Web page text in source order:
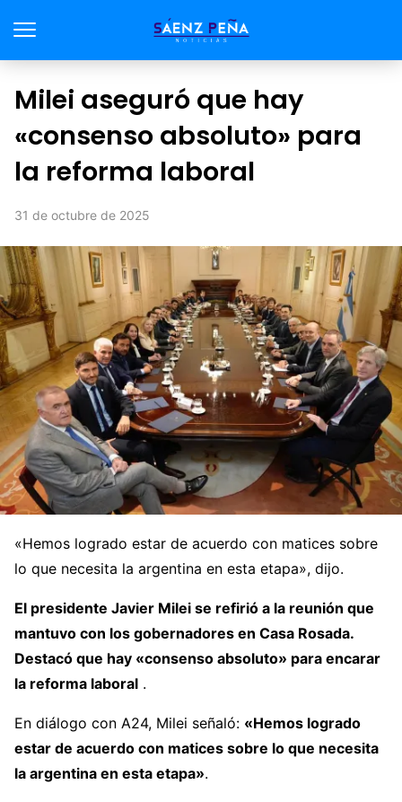
Milei aseguró que hay
«consenso absoluto» para
la reforma laboral
31 de octubre de 2025
«Hemos logrado estar de acuerdo con matices sobre
lo que necesita la argentina en esta etapa», dijo.
El presidente Javier Milei se refirió a la reunión que
mantuvo con los gobernadores en Casa Rosada.
Destacó que hay «consenso absoluto» para encarar
la reforma laboral .
En diálogo con A24, Milei señaló: «Hemos logrado
estar de acuerdo con matices sobre lo que necesita
la argentina en esta etapa».